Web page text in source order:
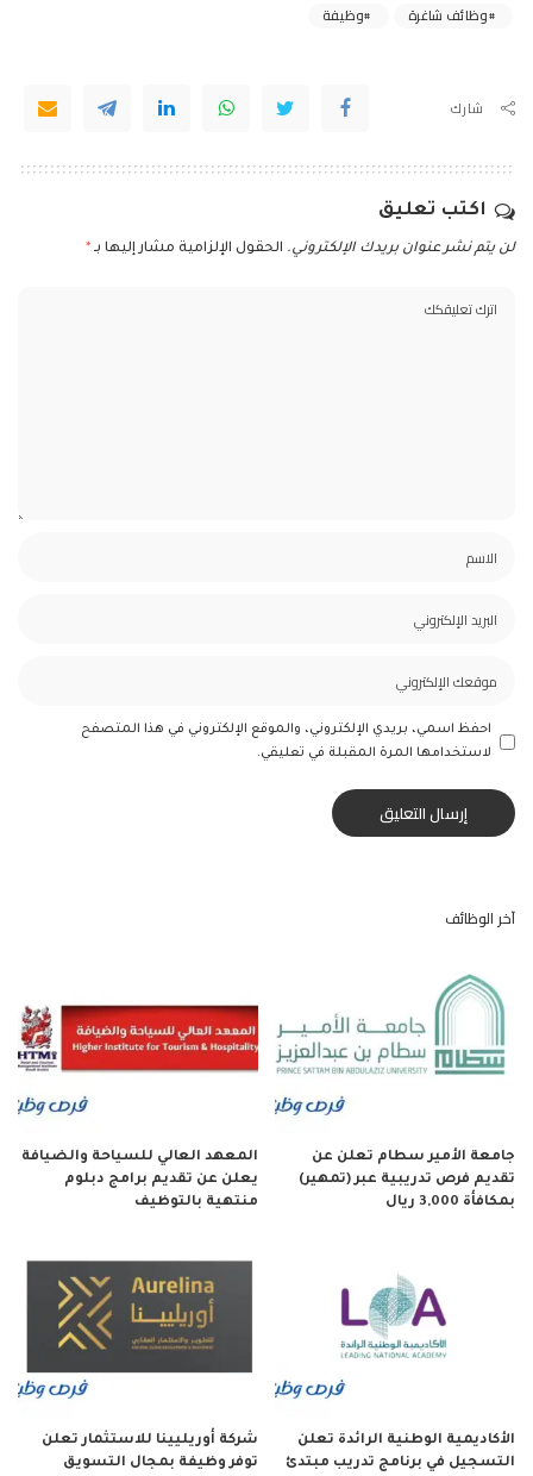
وظائف شاغرة وظيفة
شارك
اكتب تعليق
لن يتم نشر عنوان بريدك الإلكتروني. الحقول الإلزامية مشار إليها بـ *
احفظ اسمي، بريدي الإلكتروني، والموقع الإلكتروني في هذا المتصفح
لاستخدامها المرة المقبلة في تعليقي.
آخر الوظائف
جامعة الأمير سطام تعلن عن
تقديم فرص تدريبية عبر (تمهير)
بمكافأة 3,000 ريال
المعهد العالي للسياحة والضيافة
يعلن عن تقديم برامج دبلوم
منتهية بالتوظيف
الأكاديمية الوطنية الرائدة تعلن
التسجيل في برنامج تدريب مبتدئ
شركة أوريليينا للاستثمار تعلن
توفر وظيفة بمجال التسويق